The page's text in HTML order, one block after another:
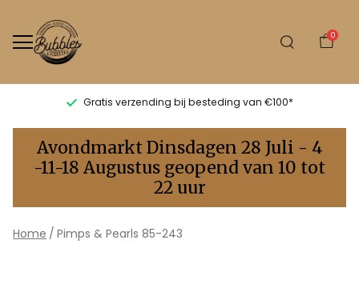
0
Gratis verzending bij besteding van €100*
Pimps
Pearls
85-
Avondmarkt Dinsdagen 28 Juli - 4
-11-18 Augustus geopend van 10 tot
22 uur
Home Pimps & Pearls 85-243